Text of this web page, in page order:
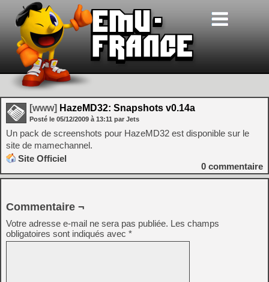
[www] HazeMD32: Snapshots v0.14a
Posté le 05/12/2009 à 13:11 par Jets
Un pack de screenshots pour HazeMD32 est disponible sur le
site de mamechannel.
Site Officiel
0 commentaire
Commentaire ¬
Votre adresse e-mail ne sera pas publiée. Les champs
obligatoires sont indiqués avec *